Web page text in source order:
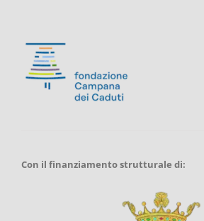
Con il finanziamento strutturale di: